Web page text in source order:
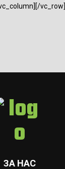
vc_row]
ЗА НАС